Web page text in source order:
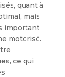
quant à
mais
important
motorisé.
ce qui